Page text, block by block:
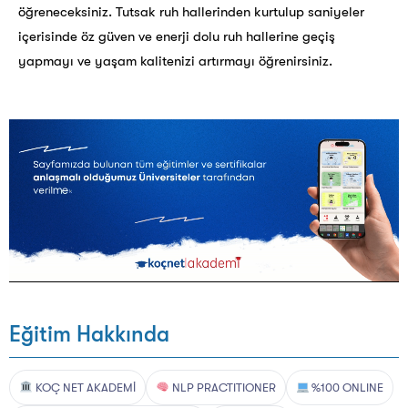
öğreneceksiniz. Tutsak ruh hallerinden kurtulup saniyeler
içerisinde öz güven ve enerji dolu ruh hallerine geçiş
yapmayı ve yaşam kalitenizi artırmayı öğrenirsiniz.
Eğitim Hakkında
KOÇ NET AKADEMİ NLP PRACTITIONER %100 ONLINE